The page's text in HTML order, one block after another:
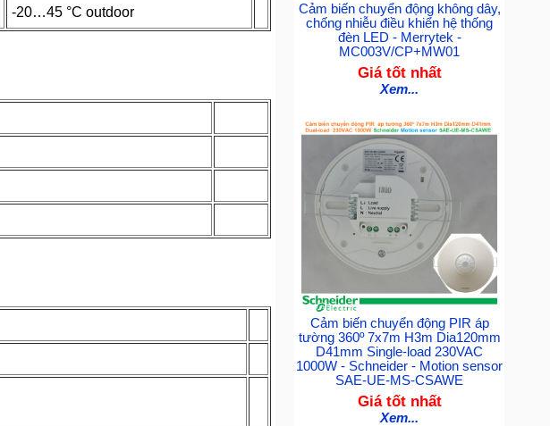
-20…45 °C outdoor
Cảm biến chuyển động không dây,
chống nhiễu điều khiển hệ thống
đèn LED - Merrytek -
MC003V/CP+MW01
Giá tốt nhất
Xem...
Cảm biến chuyển động PIR áp
tường 360º 7x7m H3m Dia120mm
D41mm Single-load 230VAC
1000W - Schneider - Motion sensor
SAE-UE-MS-CSAWE
Giá tốt nhất
Xem...